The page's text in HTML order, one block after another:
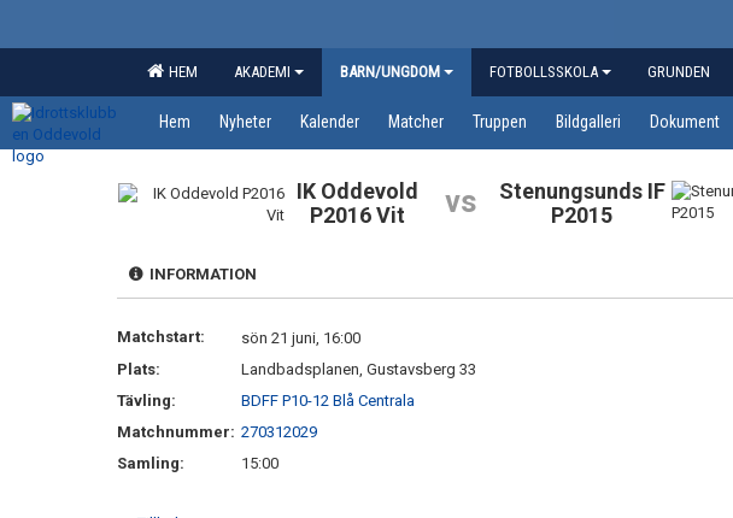
HEM AKADEMI BARN/UNGDOM FOTBOLLSSKOLA GRUNDEN
Hem Nyheter Kalender Matcher Truppen Bildgalleri Dokument
IK Oddevold
P2016 Vit
vs
Stenungsunds IF
P2015
INFORMATION
Matchstart:
sön 21 juni, 16:00
Plats:
Landbadsplanen, Gustavsberg 33
Tävling:
BDFF P10-12 Blå Centrala
Matchnummer: 270312029
Samling:
15:00